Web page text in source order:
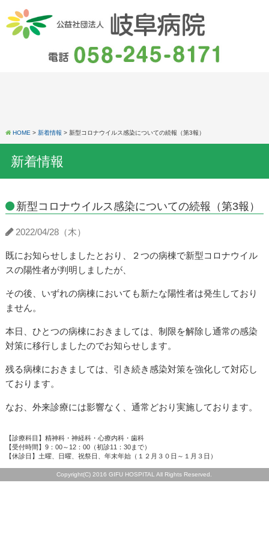
HOME > 新着情報 > 新型コロナウイルス感染についての続報（第3報）
新着情報
新型コロナウイルス感染についての続報（第3報）
2022/04/28（木）
既にお知らせしましたとおり、２つの病棟で新型コロナウイル
スの陽性者が判明しましたが、
その後、いずれの病棟においても新たな陽性者は発生しており
ません。
本日、ひとつの病棟におきましては、制限を解除し通常の感染
対策に移行しましたのでお知らせします。
残る病棟におきましては、引き続き感染対策を強化して対応し
ております。
なお、外来診療には影響なく、通常どおり実施しております。
【診療科目】精神科・神経科・心療内科・歯科
【受付時間】9：00～12：00（初診11：30まで）
【休診日】土曜、日曜、祝祭日、年末年始（１２月３０日～１月３日）
Copyright(C) 2016 GIFU HOSPITAL All Rights Reserved.